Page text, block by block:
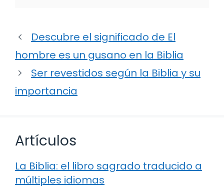
Descubre el significado de El
hombre es un gusano en la Biblia
Ser revestidos según la Biblia y su
importancia
Artículos
La Biblia: el libro sagrado traducido a
múltiples idiomas